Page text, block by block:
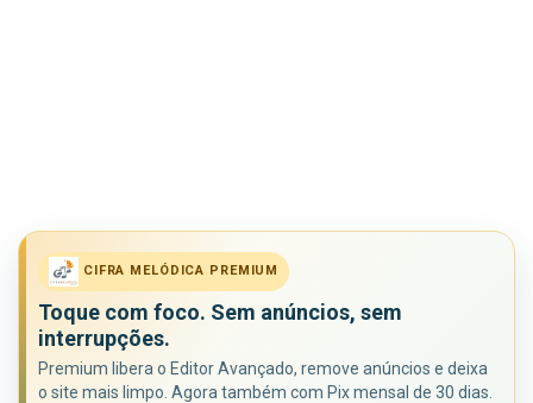
CIFRA MELÓDICA PREMIUM
Toque com foco. Sem anúncios, sem
interrupções.
Premium libera o Editor Avançado, remove anúncios e deixa
o site mais limpo. Agora também com Pix mensal de 30 dias.